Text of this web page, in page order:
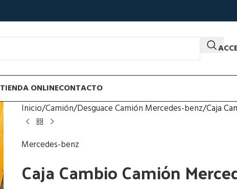
TIENDA ONLINECONTACTO
Inicio Camión Desguace Camión Mercedes-benz Caja
Mercedes-benz
Caja Cambio Camión